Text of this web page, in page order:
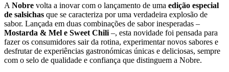
A Nobre volta a inovar com o lançamento de uma edição especial
de salsichas que se caracteriza por uma verdadeira explosão de
sabor. Lançada em duas combinações de sabor inesperadas –
Mostarda & Mel e Sweet Chili –, esta novidade foi pensada para
fazer os consumidores sair da rotina, experimentar novos sabores e
desfrutar de experiências gastronómicas únicas e deliciosas, sempre
com o selo de qualidade e confiança que distinguem a Nobre.